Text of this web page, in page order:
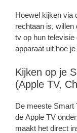
Hoewel kijken via
rechtaan is,
tv op hun
apparaat uit hoe
Kijken op je
(Apple TV,
De meeste Smart
de Apple TV
maakt het direct